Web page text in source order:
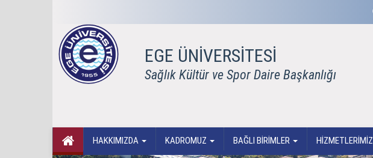
EGE ÜNİVERSİTESİ
Sağlık Kültür ve Spor Daire Başkanlığı
HAKKIMIZDA KADROMUZ BAĞLI BİRİMLER HİZMETLERİMİZ